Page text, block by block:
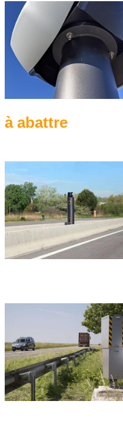
à abattre